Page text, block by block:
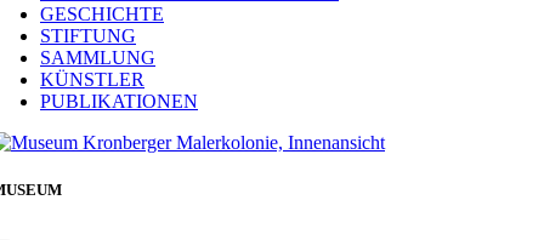
GESCHICHTE
STIFTUNG
SAMMLUNG
KÜNSTLER
PUBLIKATIONEN